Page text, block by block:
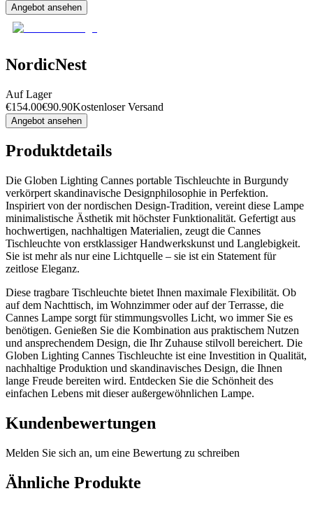
Angebot ansehen
NordicNest
Auf Lager
€154.00€90.90Kostenloser Versand
Angebot ansehen
Produktdetails
Die Globen Lighting Cannes portable Tischleuchte in Burgundy
verkörpert skandinavische Designphilosophie in Perfektion.
Inspiriert von der nordischen Design-Tradition, vereint diese Lampe
minimalistische Ästhetik mit höchster Funktionalität. Gefertigt aus
hochwertigen, nachhaltigen Materialien, zeugt die Cannes
Tischleuchte von erstklassiger Handwerkskunst und Langlebigkeit.
Sie ist mehr als nur eine Lichtquelle – sie ist ein Statement für
zeitlose Eleganz.
Diese tragbare Tischleuchte bietet Ihnen maximale Flexibilität. Ob
auf dem Nachttisch, im Wohnzimmer oder auf der Terrasse, die
Cannes Lampe sorgt für stimmungsvolles Licht, wo immer Sie es
benötigen. Genießen Sie die Kombination aus praktischem Nutzen
und ansprechendem Design, die Ihr Zuhause stilvoll bereichert. Die
Globen Lighting Cannes Tischleuchte ist eine Investition in Qualität,
nachhaltige Produktion und skandinavisches Design, die Ihnen
lange Freude bereiten wird. Entdecken Sie die Schönheit des
einfachen Lebens mit dieser außergewöhnlichen Lampe.
Kundenbewertungen
Melden Sie sich an, um eine Bewertung zu schreiben
Ähnliche Produkte